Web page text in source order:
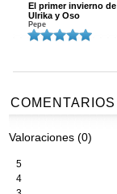
El primer invierno de
Ulrika y Oso
Pepe
COMENTARIOS
Valoraciones (0)
5
4